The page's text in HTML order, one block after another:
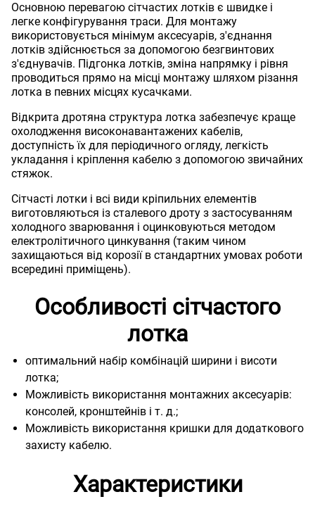
Основною перевагою сітчастих лотків є швидке і
легке конфігурування траси. Для монтажу
використовується мінімум аксесуарів, з'єднання
лотків здійснюється за допомогою безгвинтових
з'єднувачів. Підгонка лотків, зміна напрямку і рівня
проводиться прямо на місці монтажу шляхом різання
лотка в певних місцях кусачками.
Відкрита дротяна структура лотка забезпечує краще
охолодження високонавантажених кабелів,
доступність їх для періодичного огляду, легкість
укладання і кріплення кабелю з допомогою звичайних
стяжок.
Сітчасті лотки і всі види кріпильних елементів
виготовляються із сталевого дроту з застосуванням
холодного зварювання і оцинковуються методом
електролітичного цинкування (таким чином
захищаються від корозії в стандартних умовах роботи
всередині приміщень).
Особливості сітчастого
лотка
оптимальний набір комбінацій ширини і висоти
лотка;
Можливість використання монтажних аксесуарів:
консолей, кронштейнів і т. д.;
Можливість використання кришки для додаткового
захисту кабелю.
Характеристики